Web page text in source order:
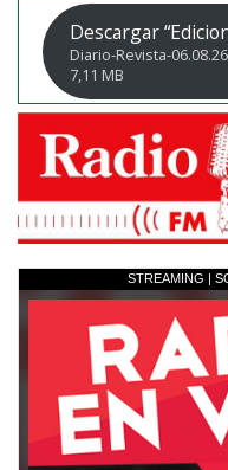
Descargar
Diario-Revista-
7,11 MB